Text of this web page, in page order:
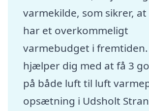
varmekilde, som sikrer, at
har et overkommeligt
varmebudget i fremtiden.
hjælper dig med at få 3
på både luft til luft
opsætning i Udsholt